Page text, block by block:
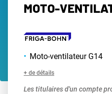
MOTO-
Moto-ventilateur G14
+ de détails
Les titulaires d'un compte